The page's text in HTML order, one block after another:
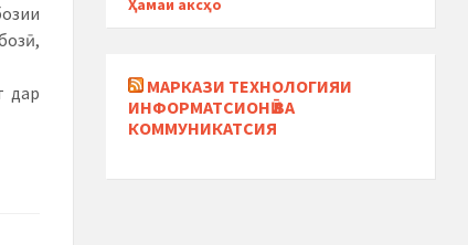
дар
Ҳамаи аксҳо
МАРКАЗИ ТЕХНОЛОГИЯИ
ИНФОРМАТСИОНӢ ВА
КОММУНИКАТСИЯ